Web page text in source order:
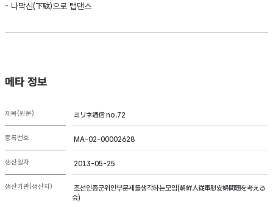
- 나막신(下駄)으로 탭댄스
메타 정보
제목(원문) ミリネ通信 no.72
등록번호 MA-02-00002628
생산일자 2013-05-25
생산기관(생산자)
조선인종군위안부문제를생각하는모임(朝鮮人従軍慰安婦問題を考える
会)